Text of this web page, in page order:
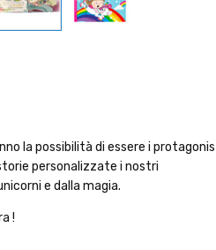
la possibilità di essere i
personalizzate i nostri
e dalla magia.
!